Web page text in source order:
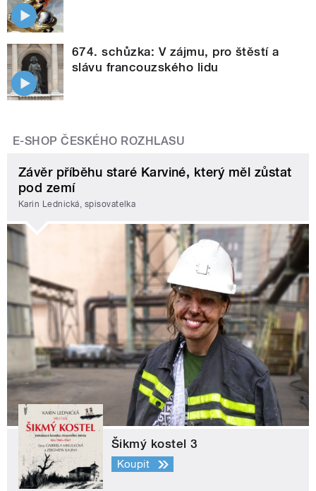
674. schůzka: V zájmu, pro štěstí a
slávu francouzského lidu
E-SHOP ČESKÉHO ROZHLASU
Závěr příběhu staré Karviné, který měl zůstat
pod zemí
Karin Lednická, spisovatelka
Šikmý kostel 3
Koupit